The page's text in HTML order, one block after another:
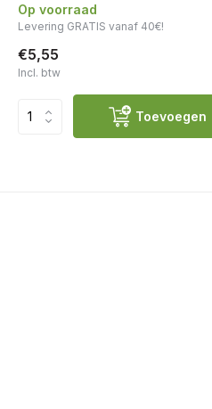
Op voorraad
Levering GRATIS vanaf 40€!
€5,55
Incl. btw
Toevoegen